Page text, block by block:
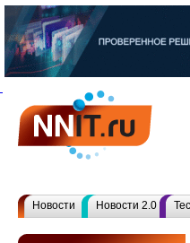
Новости Новости 2.0